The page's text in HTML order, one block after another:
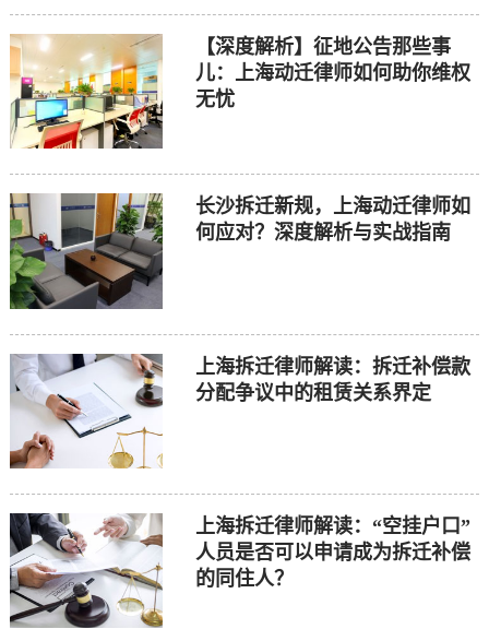
【深度解析】征地公告那些事
儿：上海动迁律师如何助你维权
无忧
长沙拆迁新规，上海动迁律师如
何应对？深度解析与实战指南
上海拆迁律师解读：拆迁补偿款
分配争议中的租赁关系界定
上海拆迁律师解读：“空挂户口”
人员是否可以申请成为拆迁补偿
的同住人？